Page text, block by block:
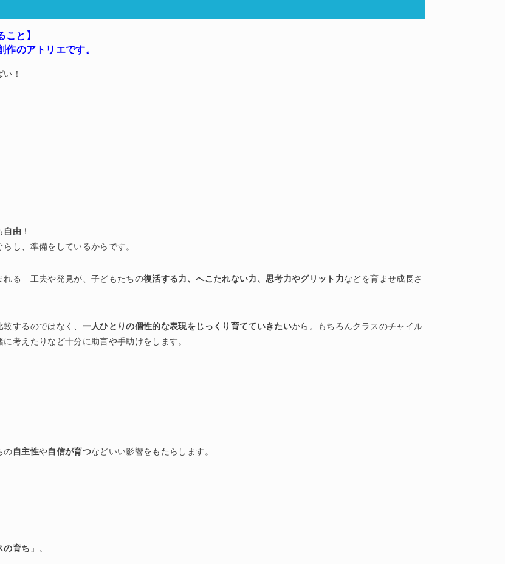
こと】
作のアトリエです。
！
自由 ！
し、準備をしているからです。
れる 工夫や発見が、子どもたちの復活する力、へこたれない力、思考力やグリット力などを育ませ成長さ
するのではなく、 一人ひとりの個性的な表現をじっくり育てていきたいから。もちろんクラスのチャイル
考えたりなど十分に助言や手助けをします。
の自主性や自信が育つなどいい影響をもたらします。
の育ち 」。